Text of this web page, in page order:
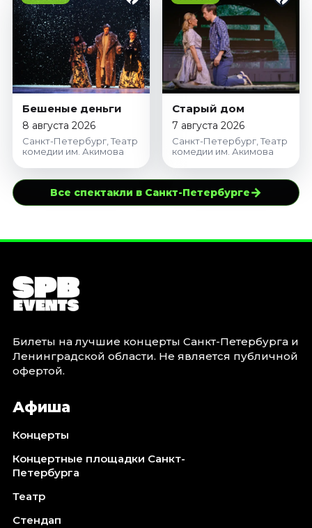
Бешеные деньги
8 августа 2026
Санкт-Петербург, Театр
комедии им. Акимова
Старый дом
7 августа 2026
Санкт-Петербург, Театр
комедии им. Акимова
Все спектакли в Санкт-Петербурге→
Билеты на лучшие концерты Санкт-Петербурга и
Ленинградской области. Не является публичной
офертой.
Афиша
Концерты
Концертные площадки Санкт-
Петербурга
Театр
Стендап